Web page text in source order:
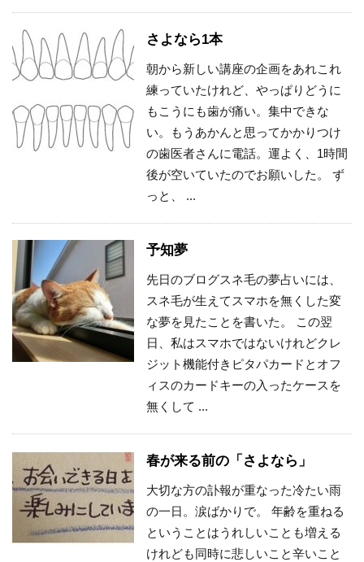
さよなら1本
朝から新しい講座の企画をあれこれ
練っていたけれど、やっぱりどうに
もこうにも歯が痛い。集中できな
い。もうあかんと思ってかかりつけ
の歯医者さんに電話。運よく、1時間
後が空いていたのでお願いした。 ず
っと、 ...
予知夢
先日のブログスネ毛の夢占いには、
スネ毛が生えてスマホを無くした変
な夢を見たことを書いた。 この翌
日、私はスマホではないけれどクレ
ジット機能付きピタパカードとオフ
ィスのカードキーの入ったケースを
無くして ...
春が来る前の「さよなら」
大切な方の訃報が重なった冷たい雨
の一日。涙ばかりで。 年齢を重ねる
ということはうれしいことも増える
けれども同時に悲しいこと辛いこと